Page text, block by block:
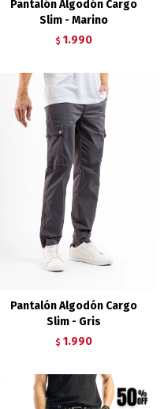
Pantalón Algodón Cargo
Slim - Marino
$ 1.990
Pantalón Algodón Cargo
Slim - Gris
$ 1.990